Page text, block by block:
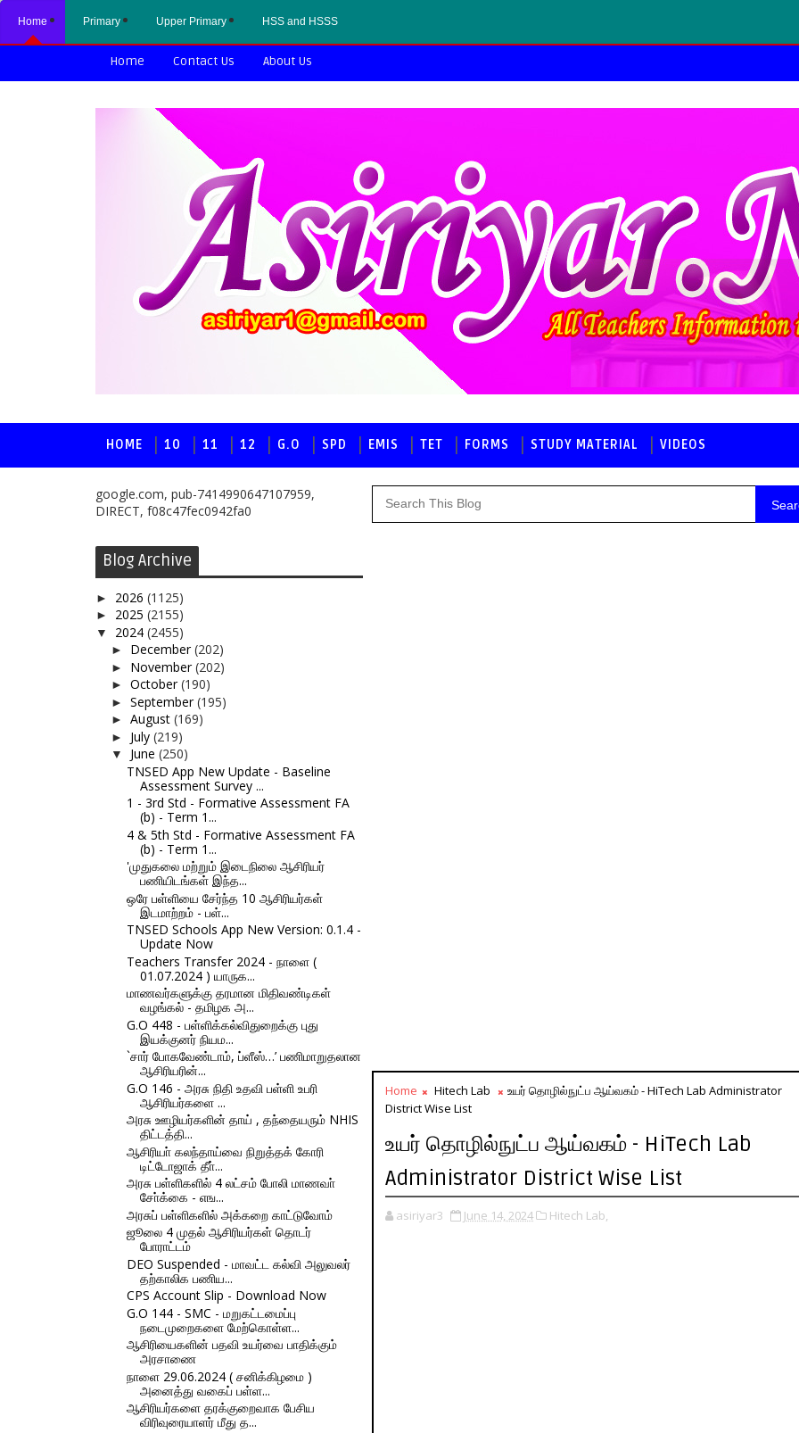
Home Primary Upper Primary HSS and HSSS
Home Contact Us About Us
HOME 10 11 12 G.O SPD EMIS TET FORMS STUDY MATERIAL VIDEOS
google.com, pub-7414990647107959,
DIRECT, f08c47fec0942fa0
Blog Archive
► 2026 (1125)
► 2025 (2155)
▼ 2024 (2455)
► December(202)
► November(202)
► October(190)
► September(195)
► August (169)
► July (219)
▼ June (250)
TNSED App New Update - Baseline
Assessment Survey ...
1 - 3rd Std - Formative Assessment FA
(b) - Term 1...
4 & 5th Std - Formative Assessment FA
(b) - Term 1...
'முதுகலை மற்றும் இடைநிலை ஆசிரியர்
பணியிடங்கள் இந்த...
ஒரே பள்ளியை சேர்ந்த 10 ஆசிரியர்கள்
இடமாற்றம் - பள்...
TNSED Schools App New Version: 0.1.4 -
Update Now
Teachers Transfer 2024 - நாளை (
01.07.2024 ) யாருக...
மாணவர்களுக்கு தரமான மிதிவண்டிகள்
வழங்கல் - தமிழக அ...
G.O 448 - பள்ளிக்கல்விதுறைக்கு புது
இயக்குனர் நியம...
`சார் போகவேண்டாம், ப்ளீஸ்…’ பணிமாறுதலான
ஆசிரியரின்...
G.O 146 - அரசு நிதி உதவி பள்ளி உபரி
ஆசிரியர்களை ...
அரசு ஊழியர்களின் தாய் , தந்தையரும் NHIS
திட்டத்தி...
ஆசிரியா் கலந்தாய்வை நிறுத்தக் கோரி
டிட்டோஜாக் தீா்...
அரசு பள்ளிகளில் 4 லட்சம் போலி மாணவா்
சோ்க்கை - எங...
அரசுப் பள்ளிகளில் அக்கறை காட்டுவோம்
ஜூலை 4 முதல் ஆசிரியர்கள் தொடர்
போராட்டம்
DEO Suspended - மாவட்ட கல்வி அலுவலர்
தற்காலிக பணிய...
CPS Account Slip - Download Now
G.O 144 - SMC - மறுகட்டமைப்பு
நடைமுறைகளை மேற்கொள்ள...
ஆசிரியைகளின் பதவி உயர்வை பாதிக்கும்
அரசாணை
நாளை 29.06.2024 ( சனிக்கிழமை )
அனைத்து வகைப் பள்ள...
ஆசிரியர்களை தரக்குறைவாக பேசிய
விரிவுரையாளர் மீது த...
Home Hitech Lab
உயர் தொழில்நுட்ப ஆய்வகம் - HiTech Lab Administrator
District Wise List
உயர் தொழில்நுட்ப ஆய்வகம் - HiTech Lab
Administrator District Wise List
asiriyar3 June 14, 2024 Hitech Lab,